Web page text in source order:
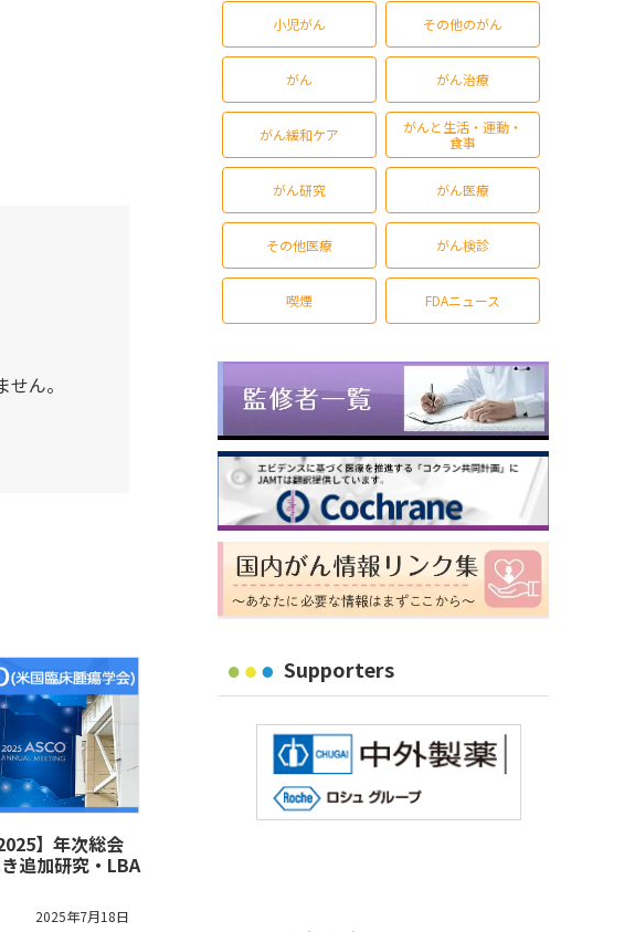
ん。
】年次総会
追加研究・LBA
2025年7月18日
小児がん その他のがん
がん がん治療
がん緩和ケア
がんと生活・運動・
食事
がん研究 がん医療
その他医療 がん検診
喫煙 FDAニュース
Supporters